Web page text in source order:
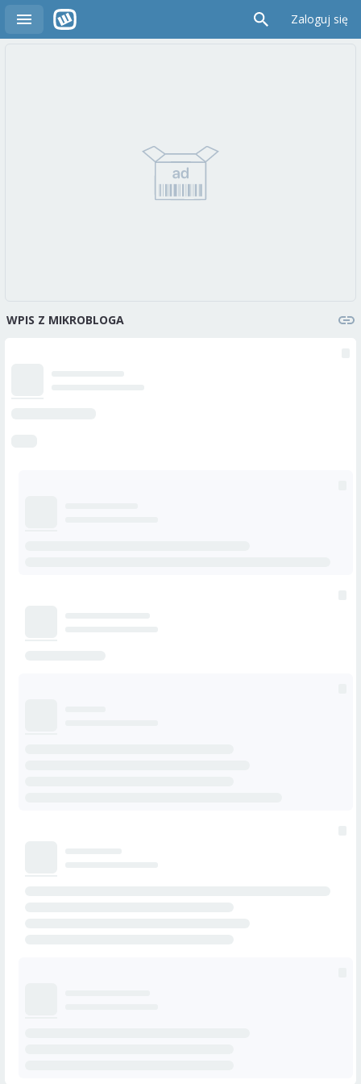
Zaloguj się
WPIS Z MIKROBLOGA